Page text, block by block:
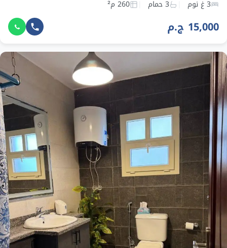
3 غ نوم 3 حمام 260 م²
15,000 ج.م